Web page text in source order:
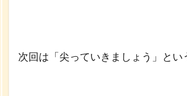
次回は「尖っていきましょう」とい